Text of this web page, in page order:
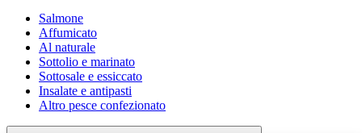
Salmone
Affumicato
Al naturale
Sottolio e marinato
Sottosale e essiccato
Insalate e antipasti
Altro pesce confezionato